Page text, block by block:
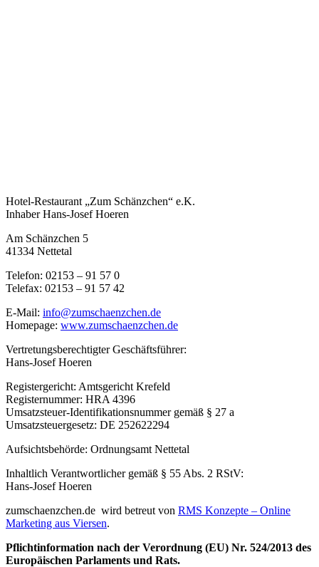
Hotel-Restaurant „Zum Schänzchen“ e.K.
Inhaber Hans-Josef Hoeren
Am Schänzchen 5
41334 Nettetal
Telefon: 02153 – 91 57 0
Telefax: 02153 – 91 57 42
E-Mail: info@zumschaenzchen.de
Homepage: www.zumschaenzchen.de
Vertretungsberechtigter Geschäftsführer:
Hans-Josef Hoeren
Registergericht: Amtsgericht Krefeld
Registernummer: HRA 4396
Umsatzsteuer-Identifikationsnummer gemäß § 27 a
Umsatzsteuergesetz: DE 252622294
Aufsichtsbehörde: Ordnungsamt Nettetal
Inhaltlich Verantwortlicher gemäß § 55 Abs. 2 RStV:
Hans-Josef Hoeren
zumschaenzchen.de wird betreut von RMS Konzepte – Online
Marketing aus Viersen.
Pflichtinformation nach der Verordnung (EU) Nr. 524/2013 des
Europäischen Parlaments und Rats.